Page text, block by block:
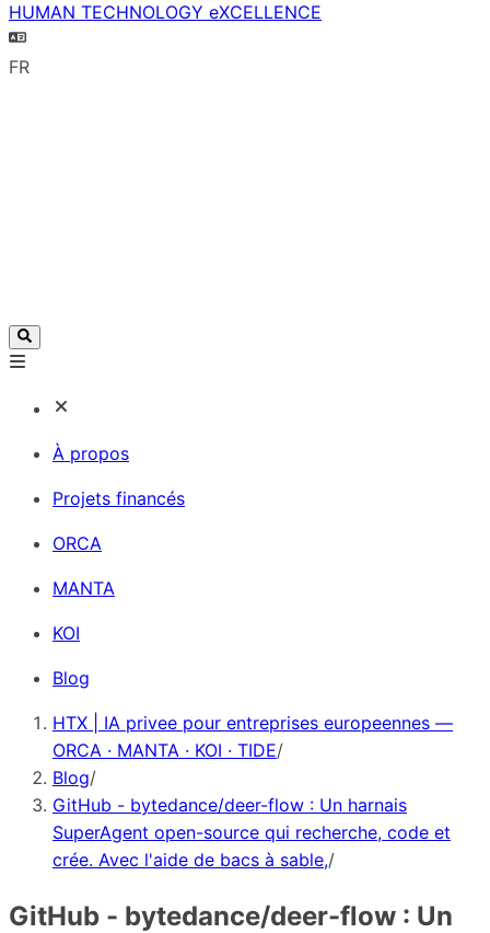
HUMAN TECHNOLOGY eXCELLENCE
FR
À propos
Projets financés
ORCA
MANTA
KOI
Blog
HTX | IA privee pour entreprises europeennes —
ORCA · MANTA · KOI · TIDE/
Blog/
GitHub - bytedance/deer-flow : Un harnais
SuperAgent open-source qui recherche, code et
crée. Avec l'aide de bacs à sable,/
GitHub - bytedance/deer-flow : Un